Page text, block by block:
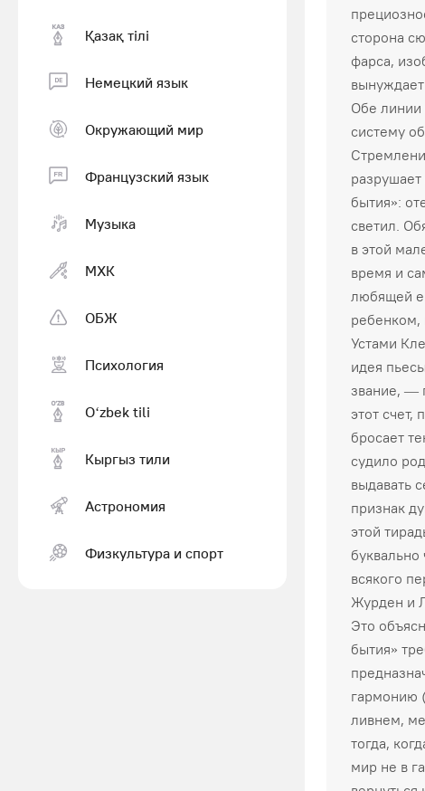
Қазақ тiлi
Немецкий язык
Окружающий мир
Французский язык
Музыка
МХК
ОБЖ
Психология
Оʻzbek tili
Кыргыз тили
Астрономия
Физкультура и спорт
сторона
фарса,
Обе линии
систему
бытия»:
светил.
в этой
время и
любящей
ребенком,
Устами
идея
звание, —
этот
бросает
судило
выдавать
признак
этой
буквально
всякого
Журден и
Это
бытия»
гармонию
ливнем,
тогда,
мир не в